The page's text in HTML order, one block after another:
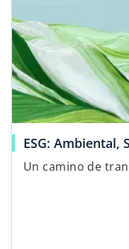
ESG: Ambiental,
Un camino de